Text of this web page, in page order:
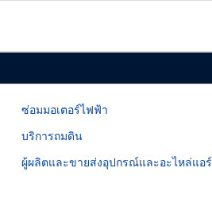
ซ่อมมอเตอร์ไฟฟ้า
บริการถมดิน
ผู้ผลิตและขายส่งอุปกรณ์และอะไหล่แอร์